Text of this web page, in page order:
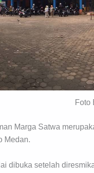
Foto
Marga Satwa
Medan.
dibuka setelah